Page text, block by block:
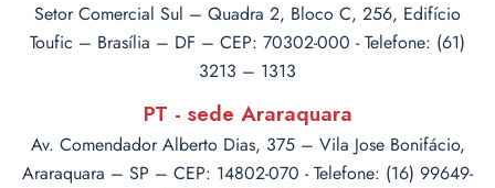
Setor Comercial Sul – Quadra 2, Bloco C, 256, Edifício
Toufic – Brasília – DF – CEP: 70302-000 - Telefone: (61)
3213 – 1313
PT - sede Araraquara
Av. Comendador Alberto Dias, 375 – Vila Jose Bonifácio,
Araraquara – SP – CEP: 14802-070 - Telefone: (16) 99649-